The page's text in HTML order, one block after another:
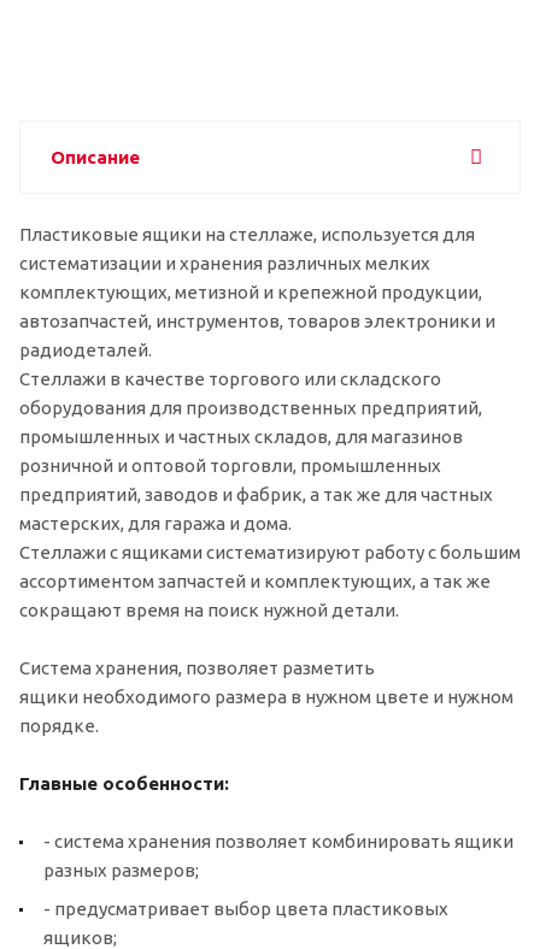
Описание
Пластиковые ящики на стеллаже, используется для
систематизации и хранения различных мелких
комплектующих, метизной и крепежной продукции,
автозапчастей, инструментов, товаров электроники и
радиодеталей.
Стеллажи в качестве торгового или складского
оборудования для производственных предприятий,
промышленных и частных складов, для магазинов
розничной и оптовой торговли, промышленных
предприятий, заводов и фабрик, а так же для частных
мастерских, для гаража и дома.
Стеллажи с ящиками систематизируют работу с большим
ассортиментом запчастей и комплектующих, а так же
сокращают время на поиск нужной детали.
Система хранения, позволяет разметить
ящики необходимого размера в нужном цвете и нужном
порядке.
Главные особенности:
- система хранения позволяет комбинировать ящики
разных размеров;
- предусматривает выбор цвета пластиковых
ящиков;